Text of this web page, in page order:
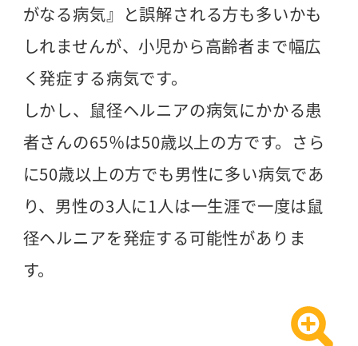
がなる病気』と誤解される方も多いかも
しれませんが、小児から高齢者まで幅広
く発症する病気です。
しかし、鼠径ヘルニアの病気にかかる患
者さんの65％は50歳以上の方です。さら
に50歳以上の方でも男性に多い病気であ
り、男性の3人に1人は一生涯で一度は鼠
径ヘルニアを発症する可能性がありま
す。